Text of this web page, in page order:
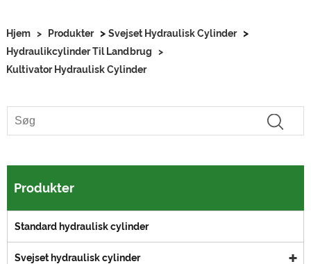
Hjem > Produkter > Svejset Hydraulisk Cylinder >
Hydraulikcylinder Til Landbrug
>
Kultivator Hydraulisk Cylinder
Produkter
Standard hydraulisk cylinder
Svejset hydraulisk cylinder